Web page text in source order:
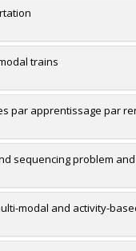
trains
par apprentissage par
sequencing problem
modal and activity-